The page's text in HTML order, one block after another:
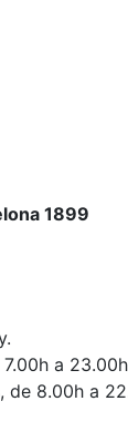
1899
a
de 8.00h a